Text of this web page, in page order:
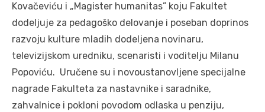
Kovačeviću i „Magister humanitas” koju Fakultet
dodeljuje za pedagoško delovanje i poseban doprinos
razvoju kulture mladih dodeljena novinaru,
televizijskom uredniku, scenaristi i voditelju Milanu
Popoviću. Uručene su i novoustanovljene specijalne
nagrade Fakulteta za nastavnike i saradnike,
zahvalnice i pokloni povodom odlaska u penziju,